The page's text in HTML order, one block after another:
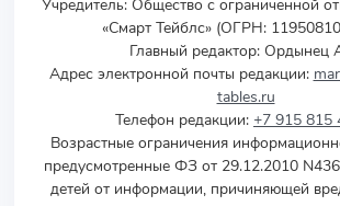
«Смарт Тейблс» (ОГРН:
Главный редактор: Ордынец
Адрес электронной почты редакции:
tables.ru
Телефон редакции: +7 915 815
Возрастные ограничения
предусмотренные ФЗ от 29.12.2010
детей от информации, причиняющей